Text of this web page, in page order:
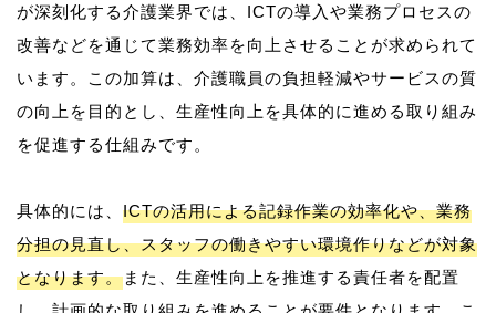
が深刻化する介護業界では、ICTの導入や業務プロセスの
改善などを通じて業務効率を向上させることが求められて
います。この加算は、介護職員の負担軽減やサービスの質
の向上を目的とし、生産性向上を具体的に進める取り組み
を促進する仕組みです。
具体的には、 ICTの活用による記録作業の効率化や、業務
分担の見直し、スタッフの働きやすい環境作りなどが対象
となります。また、生産性向上を推進する責任者を配置